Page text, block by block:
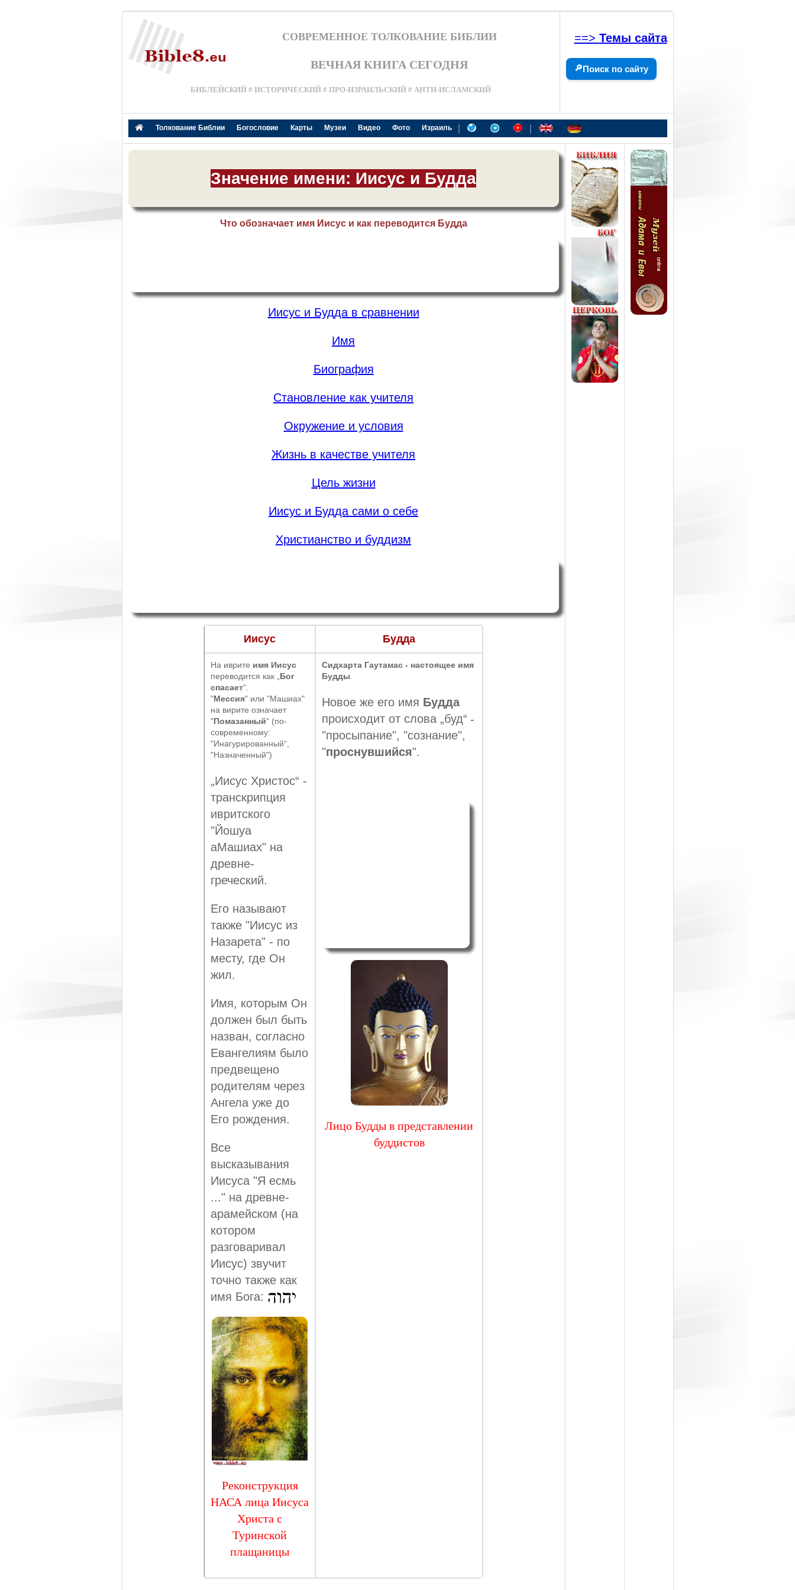
СОВРЕМЕННОЕ ТОЛКОВАНИЕ БИБЛИИ
ВЕЧНАЯ КНИГА СЕГОДНЯ
БИБЛЕЙСКИЙ # ИСТОРИЧЕСКИЙ # ПРО-ИЗРАИЛЬСКИЙ # АНТИ-ИСЛАМСКИЙ
==> Темы сайта
🔎Поиск по сайту
Толкование Библии Богословие Карты Музеи Видео Фото Израиль | |
Значение имени: Иисус и Будда
Что обозначает имя Иисус и как переводится Будда
Иисус и Будда в сравнении
Имя
Биография
Становление как учителя
Окружение и условия
Жизнь в качестве учителя
Цель жизни
Иисус и Будда сами о себе
Христианство и буддизм
Иисус Будда
На иврите имя Иисус
переводится как „Бог
спасает“.
"Мессия" или "Машиах"
на вирите означает
"Помазанный" (по-
современному:
"Инагурированный“,
"Назначенный")
„Иисус Христос“ -
транскрипция
ивритского
"Йошуа
аМашиах" на
древне-
греческий.
Его называют
также "Иисус из
Назарета" - по
месту, где Он
жил.
Имя, которым Он
должен был быть
назван, согласно
Евангелиям было
предвещено
родителям через
Ангела уже до
Его рождения.
Все
высказывания
Иисуса "Я есмь
..." на древне-
арамейском (на
котором
разговаривал
Иисус) звучит
точно также как
имя Бога:
Реконструкция
НАСА лица Иисуса
Христа с
Туринской
плащаницы
Сидхарта Гаутамас - настоящее имя
Будды.
Новое же его имя Будда
происходит от слова „буд“ -
"просыпание", "сознание",
"проснувшийся".
Лицо Будды в представлении
буддистов